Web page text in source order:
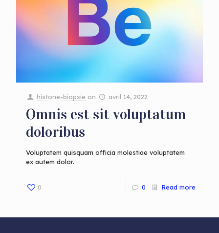
histone-biopsie on avril 14, 2022
Omnis est sit voluptatum
doloribus
Voluptatem quisquam officia molestiae voluptatem
ex autem dolor.
0 0 Read more